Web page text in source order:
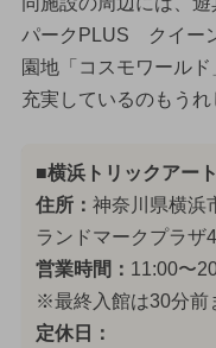
パークPLUS クイー
園地「コスモワール
充実しているのもうれ
■横浜トリックアー
住所： 神奈川県横
ランドマークプラザ
営業時間： 11:00〜
※最終入館は30分前
定休日：